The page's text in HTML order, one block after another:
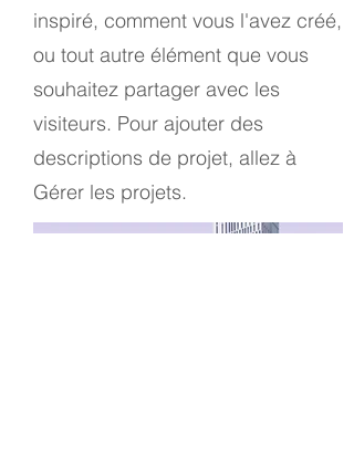
inspiré, comment vous l'avez créé,
ou tout autre élément que vous
souhaitez partager avec les
visiteurs. Pour ajouter des
descriptions de projet, allez à
Gérer les projets.